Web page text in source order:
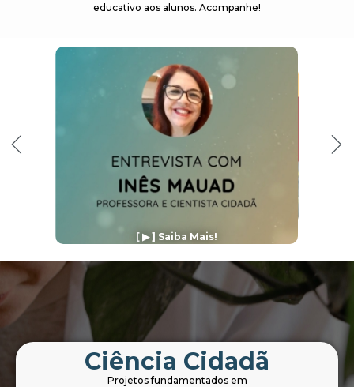
educativo aos alunos. Acompanhe!
[ ▶︎ ] Saiba Mais!
Ciência Cidadã
Projetos fundamentados em